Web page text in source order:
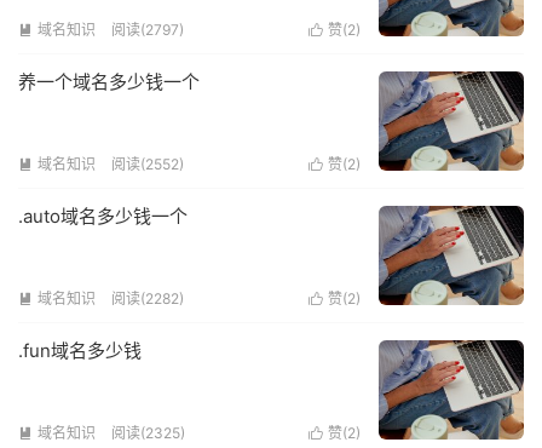
 域名知识 阅读(2797)  赞(2)
养一个域名多少钱一个
 域名知识 阅读(2552)  赞(2)
.auto域名多少钱一个
 域名知识 阅读(2282)  赞(2)
.fun域名多少钱
 域名知识 阅读(2325)  赞(2)